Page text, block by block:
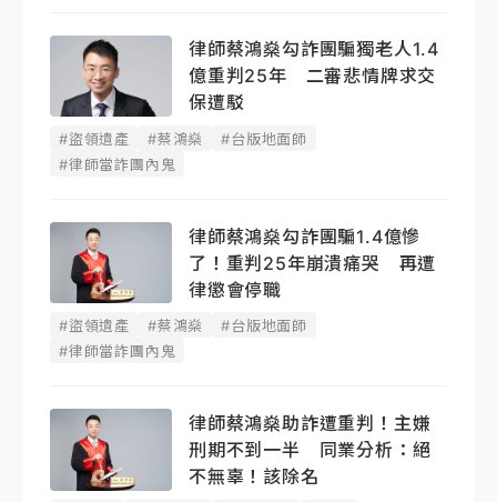
律師蔡鴻燊勾詐團騙獨老人1.4
億重判25年 二審悲情牌求交
保遭駁
#盜領遺產 #蔡鴻燊
#台版地面師
#律師當詐團內鬼
律師蔡鴻燊勾詐團騙1.4億慘
了！重判25年崩潰痛哭 再遭
律懲會停職
#盜領遺產 #蔡鴻燊
#台版地面師
#律師當詐團內鬼
律師蔡鴻燊助詐遭重判！主嫌
刑期不到一半 同業分析：絕
不無辜！該除名